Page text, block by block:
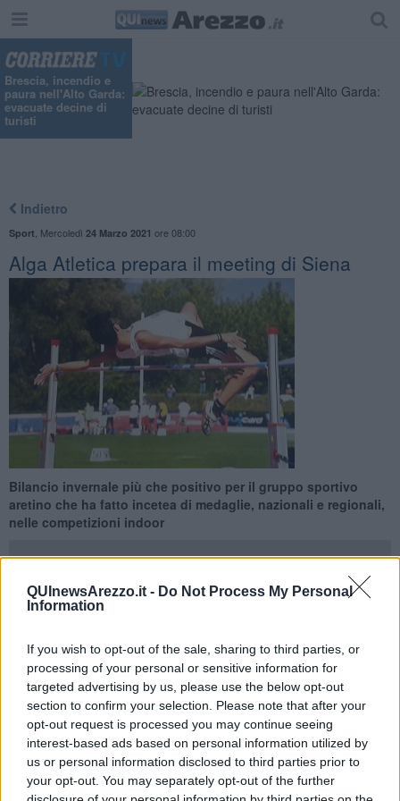
QUInewsArezzo.it - Do Not Process My Personal
Information
If you wish to opt-out of the sale, sharing to third parties, or
processing of your personal or sensitive information for
targeted advertising by us, please use the below opt-out
section to confirm your selection. Please note that after your
opt-out request is processed you may continue seeing
interest-based ads based on personal information utilized by
us or personal information disclosed to third parties prior to
your opt-out. You may separately opt-out of the further
Brescia, incendio e
paura nell'Alto Garda:
evacuate decine di
turisti
Indietro
Sport Mercoledì 24 Marzo 2021 ore 08:00
Alga Atletica prepara il meeting di Siena
Bilancio invernale più che positivo per il gruppo sportivo
aretino che ha fatto incetea di medaglie, nazionali e regionali,
nelle competizioni indoor
pensare ai prossimi appuntamenti agonistici all'aperto.
Si perché l’arrivo della primavera è uno spartiacque della stagione
Alga Atletica Arezzo. Gli agonisti della società hanno
archiviato la prima fase di stagione caratterizzata dalle gare indoor
al chiuso e stanno ora proseguendo la loro preparazione in vista
delle future manifestazioni regionali e nazionali all’aperto al via dal
meeting della Liberazione di Siena del 25 aprile.